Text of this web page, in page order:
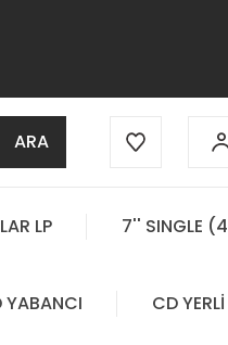
ARA
LP 7'' SINGLE
YABANCI CD YERLİ